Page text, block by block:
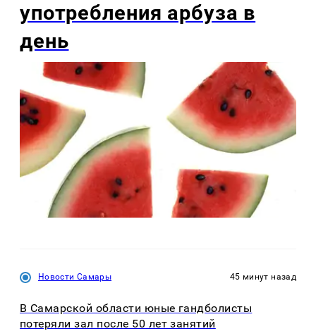
употребления арбуза в
день
Новости Самары 45 минут назад
В Самарской области юные гандболисты
потеряли зал после 50 лет занятий